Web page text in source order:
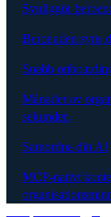
Synliggör
Beroenden syns
Snabb
Månader av
sekunder.
Samordna din AI
MCP-nativt